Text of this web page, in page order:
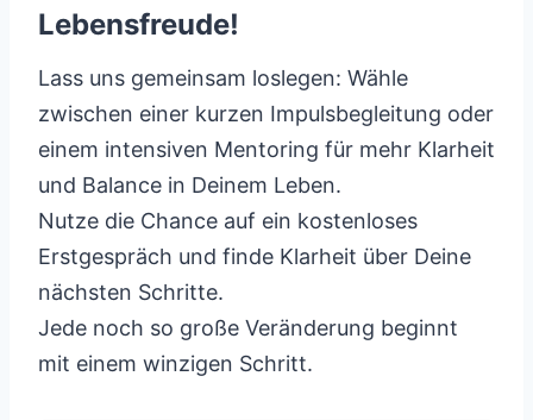
Lebensfreude!
Lass uns gemeinsam loslegen: Wähle
zwischen einer kurzen Impulsbegleitung oder
einem intensiven Mentoring für mehr Klarheit
und Balance in Deinem Leben.
Nutze die Chance auf ein kostenloses
Erstgespräch und finde Klarheit über Deine
nächsten Schritte.
Jede noch so große Veränderung beginnt
mit einem winzigen Schritt.